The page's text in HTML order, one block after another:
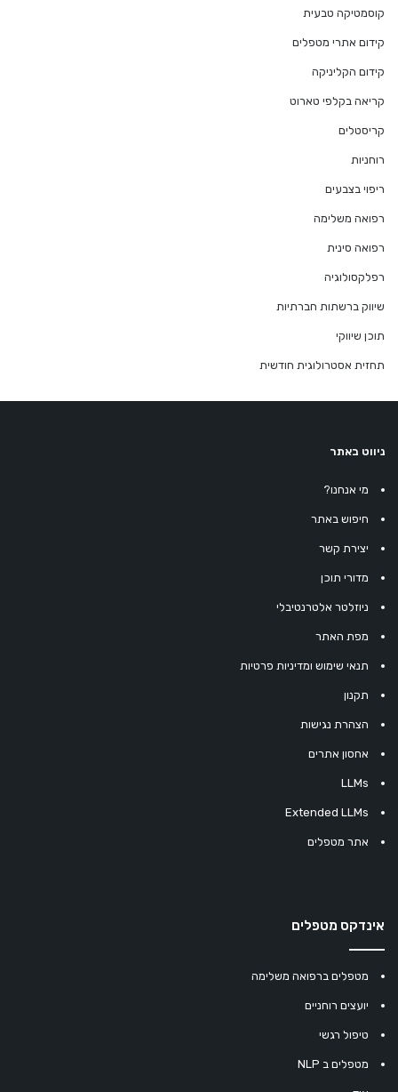
קוסמטיקה טבעית
קידום אתרי מטפלים
קידום הקליניקה
קריאה בקלפי טארוט
קריסטלים
רוחניות
ריפוי בצבעים
רפואה משלימה
רפואה סינית
רפלקסולוגיה
שיווק ברשתות חברתיות
תוכן שיווקי
תחזית אסטרולוגית חודשית
ניווט באתר
מי אנחנו?
חיפוש באתר
יצירת קשר
מדורי תוכן
ניוזלטר אלטרנטיבלי
מפת האתר
תנאי שימוש ומדיניות פרטיות
תקנון
הצהרת נגישות
אחסון אתרים
LLMs
Extended LLMs
אתר מטפלים
אינדקס מטפלים
מטפלים ברפואה משלימה
יועצים רוחניים
טיפול רגשי
מטפלים ב NLP